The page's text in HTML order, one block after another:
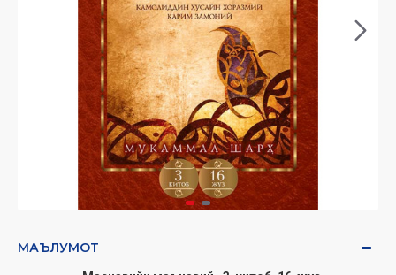
МАЪЛУМОТ